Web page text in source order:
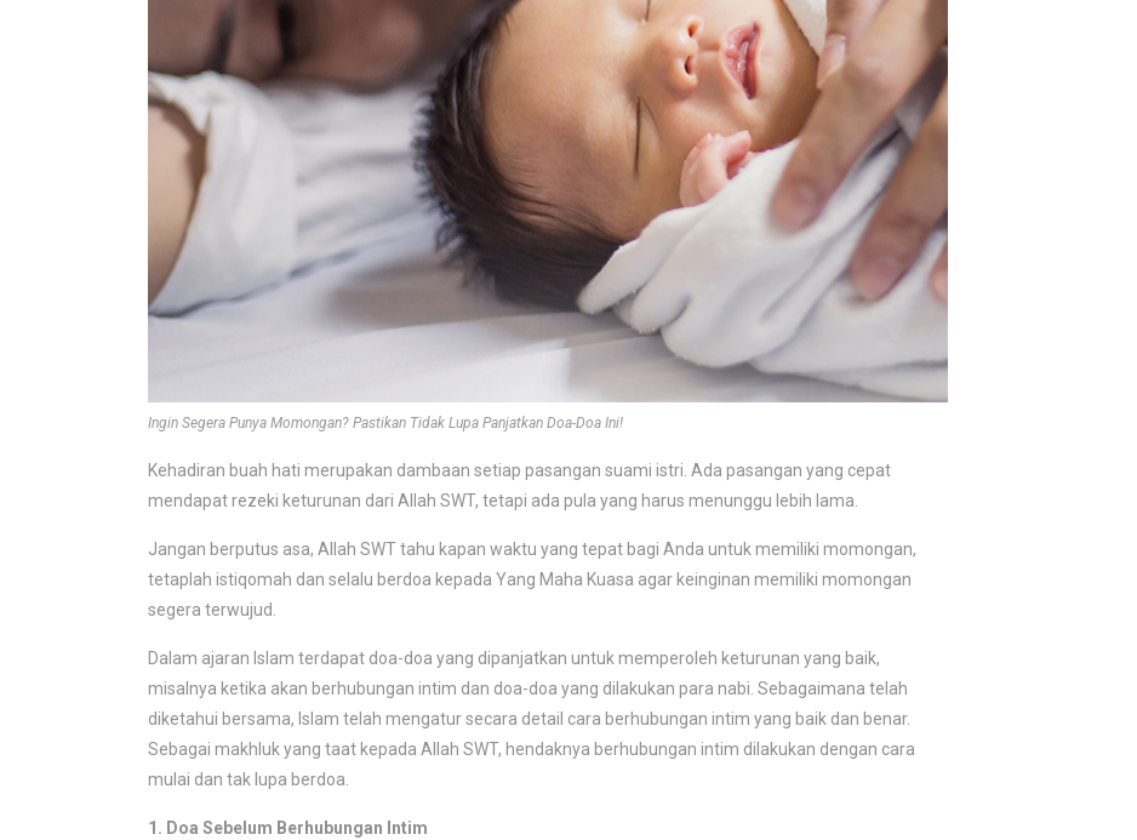
Ingin Segera Punya Momongan? Pastikan Tidak Lupa Panjatkan Doa-Doa Ini!
Kehadiran buah hati merupakan dambaan setiap pasangan suami istri. Ada pasangan yang cepat
mendapat rezeki keturunan dari Allah SWT, tetapi ada pula yang harus menunggu lebih lama.
Jangan berputus asa, Allah SWT tahu kapan waktu yang tepat bagi Anda untuk memiliki momongan,
tetaplah istiqomah dan selalu berdoa kepada Yang Maha Kuasa agar keinginan memiliki momongan
segera terwujud.
Dalam ajaran Islam terdapat doa-doa yang dipanjatkan untuk memperoleh keturunan yang baik,
misalnya ketika akan berhubungan intim dan doa-doa yang dilakukan para nabi. Sebagaimana telah
diketahui bersama, Islam telah mengatur secara detail cara berhubungan intim yang baik dan benar.
Sebagai makhluk yang taat kepada Allah SWT, hendaknya berhubungan intim dilakukan dengan cara
mulai dan tak lupa berdoa.
1. Doa Sebelum Berhubungan Intim